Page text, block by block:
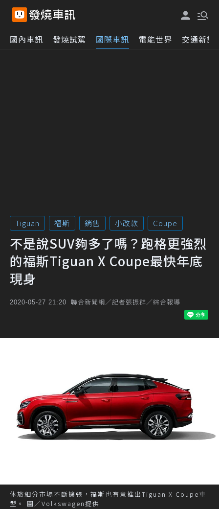
國內車訊 發燒試駕 國際車訊 電能世界 交通新訊
Tiguan 福斯 銷售 小改款 Coupe
不是說SUV夠多了嗎？跑格更強烈
的福斯Tiguan X Coupe最快年底
現身
2020-05-27 21:20 聯合新聞網／記者張振群／綜合報導
休旅細分市場不斷擴張，福斯也有意推出Tiguan X Coupe車
型。 圖／Volkswagen提供